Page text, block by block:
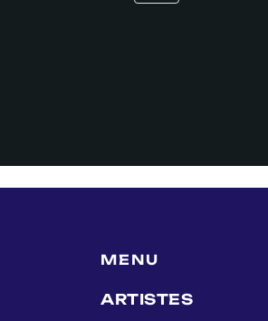
MENU
ARTISTES